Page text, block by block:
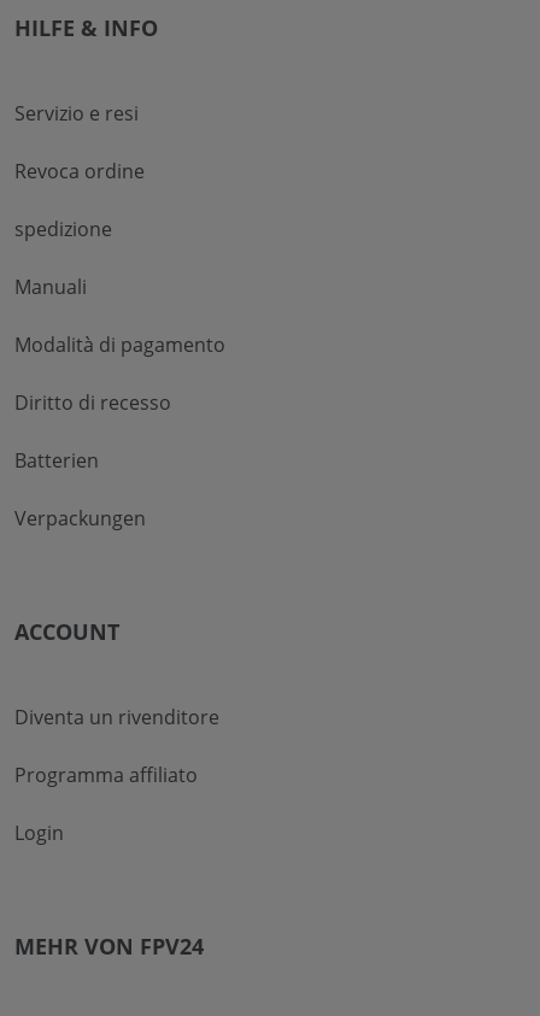
HILFE & INFO
Servizio e resi
Revoca ordine
spedizione
Manuali
Modalità di pagamento
Diritto di recesso
Batterien
Verpackungen
ACCOUNT
Diventa un rivenditore
Programma affiliato
Login
MEHR VON FPV24